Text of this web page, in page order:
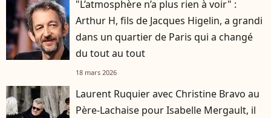
"L’atmosphère n’a plus rien à voir" :
Arthur H, fils de Jacques Higelin, a grandi
dans un quartier de Paris qui a changé
du tout au tout
18 mars 2026
Laurent Ruquier avec Christine Bravo au
Père-Lachaise pour Isabelle Mergault, il